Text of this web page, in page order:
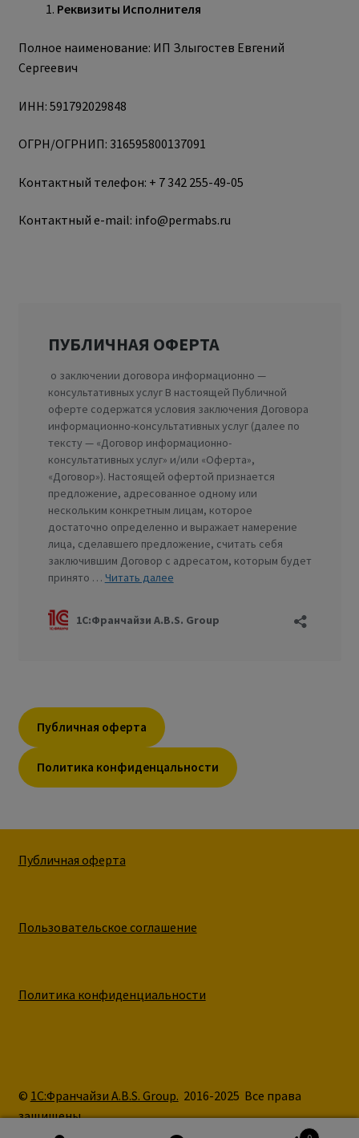
Реквизиты Исполнителя
Полное наименование: ИП Злыгостев Евгений
Сергеевич
ИНН: 591792029848
ОГРН/ОГРНИП: 316595800137091
Контактный телефон: + 7 342 255-49-05
Контактный e-mail: info@permabs.ru
Публичная оферта
Политика конфиденцальности
Публичная оферта
Пользовательское соглашение
Политика конфиденциальности
© 1С:Франчайзи A.B.S. Group. 2016-2025 Все права
защищены.